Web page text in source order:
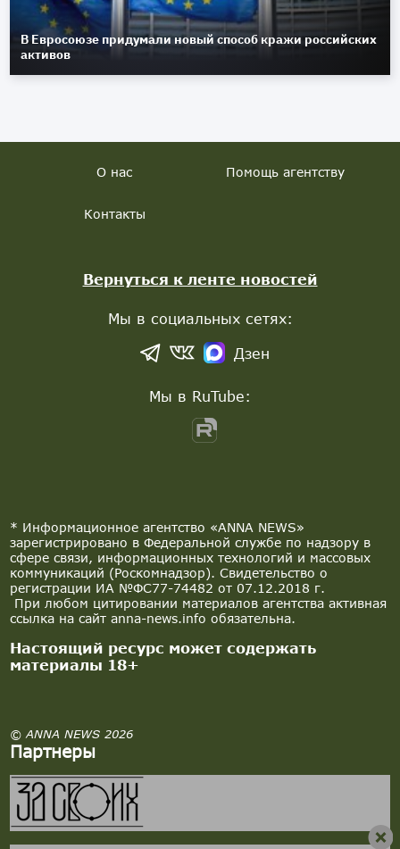
В Евросоюзе придумали новый способ кражи российских
активов
* Информационное агентство «ANNA NEWS»
зарегистрировано в Федеральной службе по надзору в
сфере связи, информационных технологий и массовых
коммуникаций (Роскомнадзор). Свидетельство о
регистрации ИА №ФС77-74482 от 07.12.2018 г.
При любом цитировании материалов агентства активная
ссылка на сайт anna-news.info обязательна.
Настоящий ресурс может содержать
материалы 18+
© ANNA NEWS 2026
Партнеры
О нас Помощь агентству
Контакты
Вернуться к ленте новостей
Мы в социальных сетях:
Дзен
Мы в RuTube: